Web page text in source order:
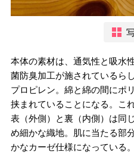
本体の素材は、通気性と吸水
菌防臭加工が施されているら
プロピレン。綿と綿の間にポ
挟まれていることになる。こ
表（外側）と裏（内側）は同
め細かな織地。肌に当たる部
かなカーゼ仕様になっている